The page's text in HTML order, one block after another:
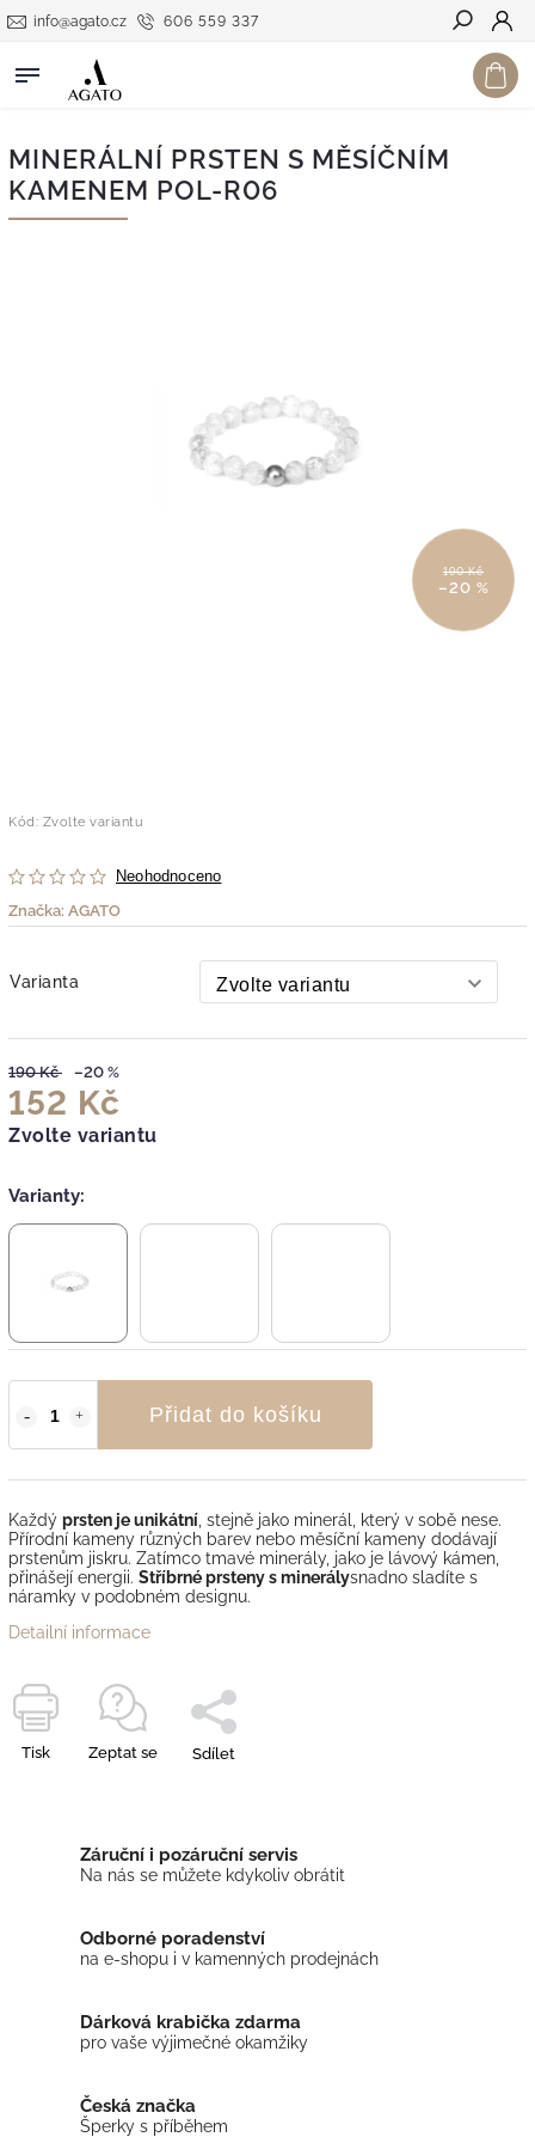
606 559 337
info@agato.cz
Hledat
MINERÁLNÍ PRSTEN S MĚSÍČNÍM
KAMENEM POL-R06
190 Kč
–20 %
Kód: Zvolte variantu
Neohodnoceno
Značka: AGATO
Varianta
190 Kč –20 %
152 Kč
Zvolte variantu
Varianty:
Přidat do košíku
Každý prsten je unikátní , stejně jako minerál, který v sobě nese.
Přírodní kameny různých barev nebo měsíční kameny dodávají
prstenům jiskru. Zatímco tmavé minerály, jako je lávový kámen,
přinášejí energii. Stříbrné prsteny s minerálysnadno sladíte s
náramky v podobném designu.
Detailní informace
Tisk Zeptat se Sdílet
Záruční i pozáruční servis
Na nás se můžete kdykoliv obrátit
Odborné poradenství
na e-shopu i v kamenných prodejnách
Dárková krabička zdarma
pro vaše výjimečné okamžiky
Česká značka
Šperky s příběhem